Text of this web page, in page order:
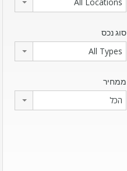
All Locations
סוג נכס
All Types
ממחיר
הכל